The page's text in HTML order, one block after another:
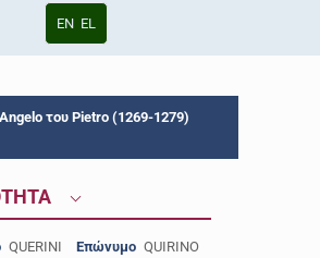
EN EL
του Pietro (1269-1279)
QUERINI
Επώνυμο QUIRINO